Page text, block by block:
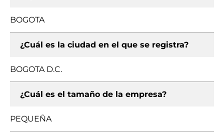
BOGOTA
¿Cuál es la ciudad en el que se registra?
BOGOTA D.C.
¿Cuál es el tamaño de la empresa?
PEQUEÑA